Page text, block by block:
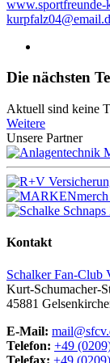
www.sportfreunde-
Die nächsten
Aktuell sind keine
Weitere
Unsere Partner
Kontakt
Schalker Fan-Club
Kurt-Schumacher-
45881
E-Mail:
Telefon: +49
Telefax: +49